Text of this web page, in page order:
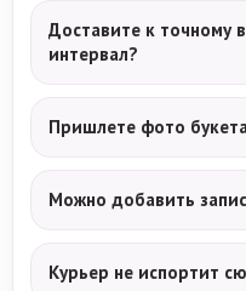
Доставите к точному
интервал?
Пришлете фото
Можно добавить
Курьер не испортит